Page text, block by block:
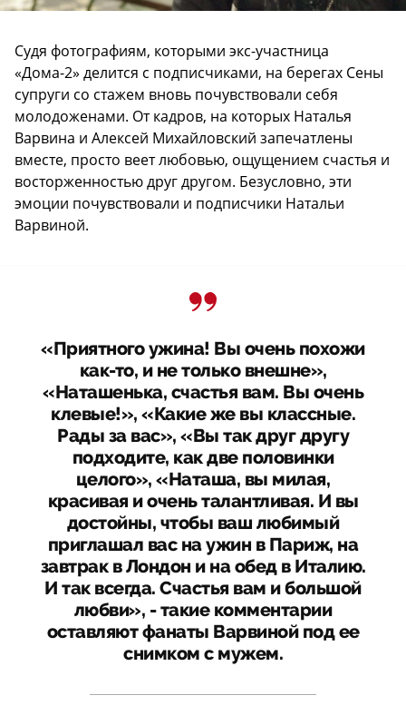
Судя фотографиям, которыми экс-участница
«Дома-2» делится с подписчиками, на берегах Сены
супруги со стажем вновь почувствовали себя
молодоженами. От кадров, на которых Наталья
Варвина и Алексей Михайловский запечатлены
вместе, просто веет любовью, ощущением счастья и
восторженностью друг другом. Безусловно, эти
эмоции почувствовали и подписчики Натальи
Варвиной.
«Приятного ужина! Вы очень похожи
как-то, и не только внешне»,
«Наташенька, счастья вам. Вы очень
клевые!», «Какие же вы классные.
Рады за вас», «Вы так друг другу
подходите, как две половинки
целого», «Наташа, вы милая,
красивая и очень талантливая. И вы
достойны, чтобы ваш любимый
приглашал вас на ужин в Париж, на
завтрак в Лондон и на обед в Италию.
И так всегда. Счастья вам и большой
любви», - такие комментарии
оставляют фанаты Варвиной под ее
снимком с мужем.